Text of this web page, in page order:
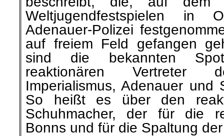
Weltjugendfestspielen in
Adenauer-Polizei
auf freiem Feld gefangen
sind die bekannten
reaktionären Vertreter
Imperialismus, Adenauer und
So heißt es über den
Schuhmacher, der für die
Bonns und für die Spaltung